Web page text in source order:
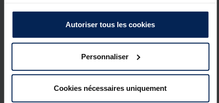
Autoriser tous les cookies
Personnaliser
Cookies nécessaires uniquement